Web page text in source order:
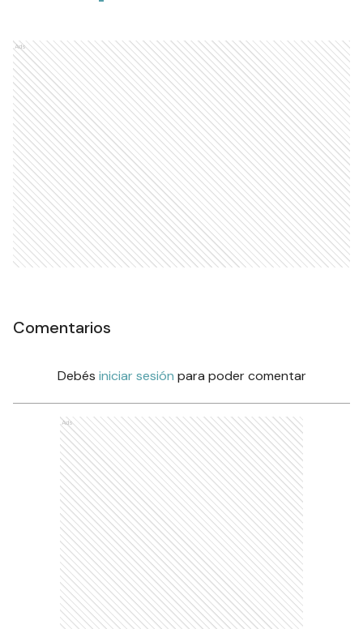
Ads
Comentarios
Debés iniciar sesión para poder comentar
Ads